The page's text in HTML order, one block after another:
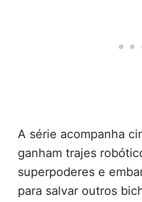
A série acompanha
ganham trajes
superpoderes e
para salvar outros